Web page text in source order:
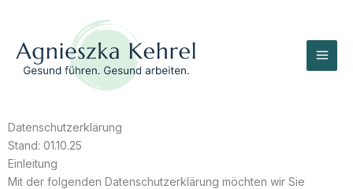
springen
Datenschutzerklärung
Stand: 01.10.25
Einleitung
Mit der folgenden Datenschutzerklärung möchten wir Sie